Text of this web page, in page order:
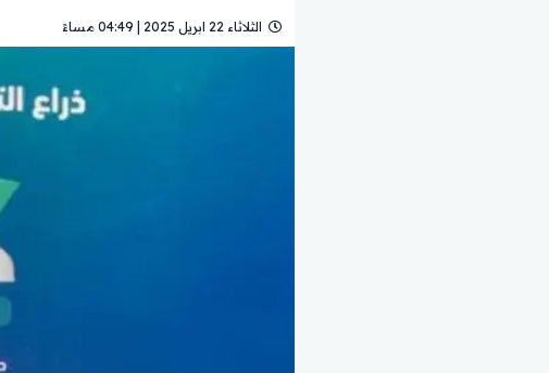
الثلاثاء 22 ابريل 2025 | 04:49 مساءً